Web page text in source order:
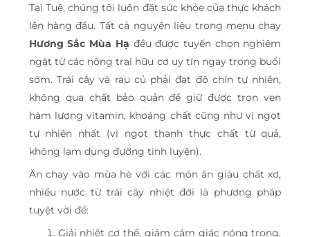
Tại Tuệ, chúng tôi luôn đặt sức khỏe của thực khách
lên hàng đầu. Tất cả nguyên liệu trong menu chay
Hương Sắc Mùa Hạ đều được tuyển chọn nghiêm
ngặt từ các nông trại hữu cơ uy tín ngay trong buổi
sớm. Trái cây và rau củ phải đạt độ chín tự nhiên,
không qua chất bảo quản để giữ được trọn vẹn
hàm lượng vitamin, khoáng chất cũng như vị ngọt
tự nhiên nhất (vị ngọt thanh thực chất từ quả,
không lạm dụng đường tinh luyện).
Ăn chay vào mùa hè với các món ăn giàu chất xơ,
nhiều nước từ trái cây nhiệt đới là phương pháp
tuyệt vời để:
Giải nhiệt cơ thể, giảm cảm giác nóng trong,